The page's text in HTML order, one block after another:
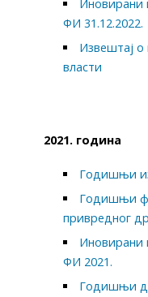
Иновирани
ФИ 31.12.2022.
Извештај
власти
2021. година
Годишњи
Годишњи
привредног
Иновирани
ФИ 2021.
Годишњи